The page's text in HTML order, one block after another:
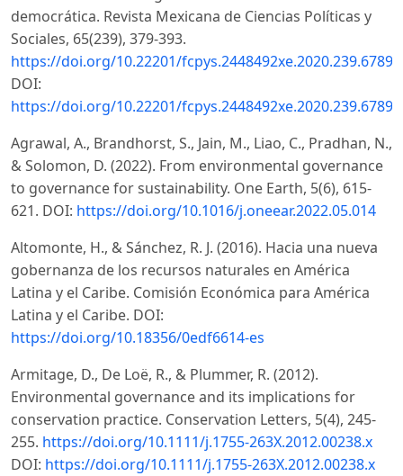
democrática. Revista Mexicana de Ciencias Políticas y
Sociales, 65(239), 379-393.
https://doi.org/10.22201/fcpys.2448492xe.2020.239.67896
DOI:
https://doi.org/10.22201/fcpys.2448492xe.2020.239.67896
Agrawal, A., Brandhorst, S., Jain, M., Liao, C., Pradhan, N.,
& Solomon, D. (2022). From environmental governance
to governance for sustainability. One Earth, 5(6), 615-
621. DOI: https://doi.org/10.1016/j.oneear.2022.05.014
Altomonte, H., & Sánchez, R. J. (2016). Hacia una nueva
gobernanza de los recursos naturales en América
Latina y el Caribe. Comisión Económica para América
Latina y el Caribe. DOI:
https://doi.org/10.18356/0edf6614-es
Armitage, D., De Loë, R., & Plummer, R. (2012).
Environmental governance and its implications for
conservation practice. Conservation Letters, 5(4), 245-
255. https://doi.org/10.1111/j.1755-263X.2012.00238.x
DOI: https://doi.org/10.1111/j.1755-263X.2012.00238.x